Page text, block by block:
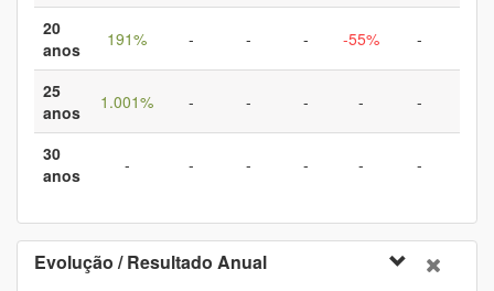
20
anos
191% - - - -55% -
25
anos
1.001% - - - - -
30
anos
- - - - - -
Evolução / Resultado Anual